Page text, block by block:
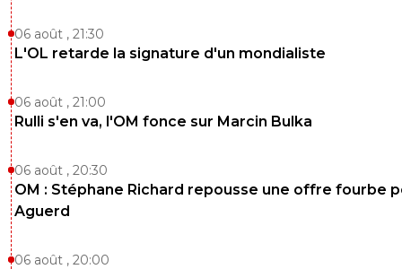
06 août , 21:30
L'OL retarde la signature d'un mondialiste
06 août , 21:00
Rulli s'en va, l'OM fonce sur Marcin Bulka
06 août , 20:30
OM : Stéphane Richard repousse une offre fourbe
Aguerd
06 août , 20:00